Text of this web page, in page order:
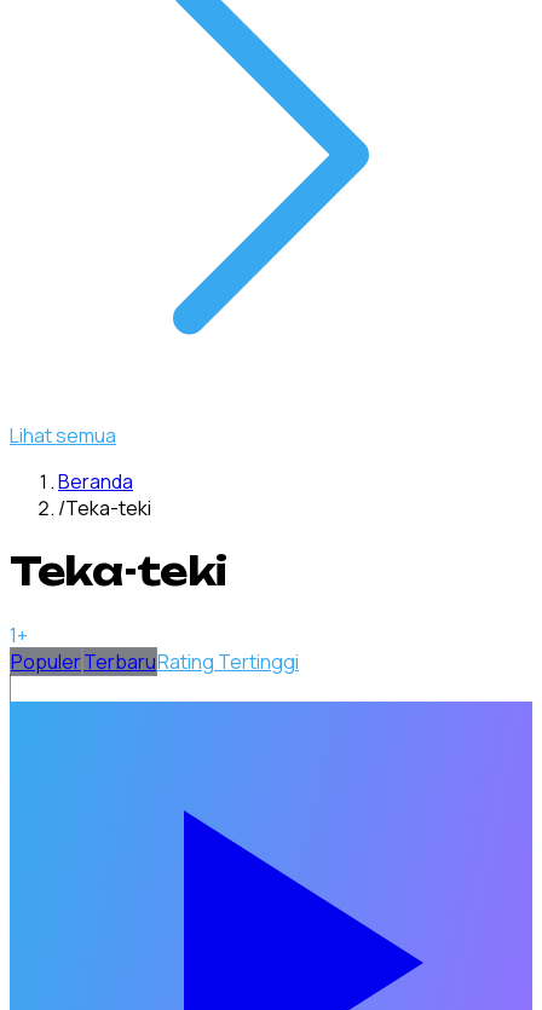
Lihat semua
Beranda
/Teka-teki
Teka-teki
1+
PopulerTerbaruRating Tertinggi